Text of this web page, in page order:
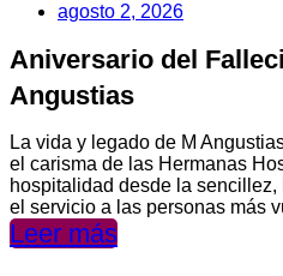
agosto 2, 2026
Aniversario del
Angustias
La vida y legado de M
el carisma de las Hermanas
hospitalidad desde la
el servicio a las personas más
Leer más